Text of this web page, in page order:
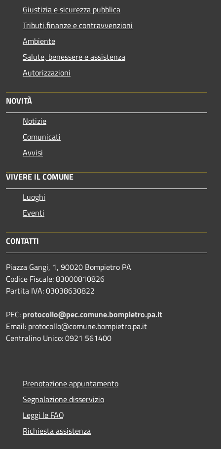
Giustizia e sicurezza pubblica
Tributi,finanze e contravvenzioni
Ambiente
Salute, benessere e assistenza
Autorizzazioni
NOVITÀ
Notizie
Comunicati
Avvisi
VIVERE IL COMUNE
Luoghi
Eventi
CONTATTI
Piazza Gangi, 1, 90020 Bompietro PA
Codice Fiscale: 83000810826
Partita IVA: 03038630822
PEC: protocollo@pec.comune.bompietro.pa.it
Email: protocollo@comune.bompietro.pa.it
Centralino Unico: 0921 561400
Prenotazione appuntamento
Segnalazione disservizio
Leggi le FAQ
Richiesta assistenza